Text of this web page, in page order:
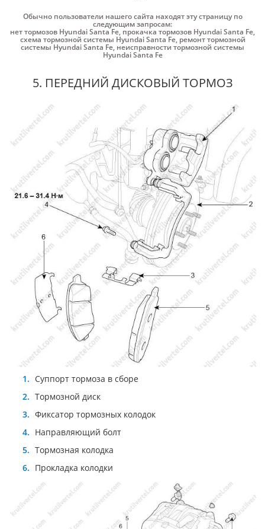
Обычно пользователи нашего сайта находят эту страницу по
следующим запросам:
нет тормозов Hyundai Santa Fe, прокачка тормозов Hyundai Santa Fe,
схема тормозной системы Hyundai Santa Fe, ремонт тормозной
системы Hyundai Santa Fe, неисправности тормозной системы
Hyundai Santa Fe
5. ПЕРЕДНИЙ ДИСКОВЫЙ ТОРМОЗ
Суппорт тормоза в сборе
Тормозной диск
Фиксатор тормозных колодок
Направляющий болт
Тормозная колодка
Прокладка колодки